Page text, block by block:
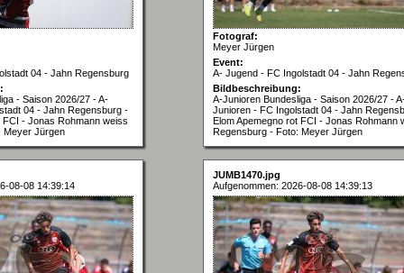
04 - Jahn Regensburg
- Saison 2026/27 - A-
04 - Jahn Regensburg -
FCI - Jonas Rohmann weiss
Meyer Jürgen
Fotograf:
Meyer Jürgen
Event:
A- Jugend - FC Ingolstadt 04 - Jahn
Bildbeschreibung:
A-Junioren Bundesliga - Saison 2026/27 -
Junioren - FC Ingolstadt 04 - Jahn
Elom Apemegno rot FCI - Jonas Rohmann
Regensburg - Foto: Meyer Jürgen
08-08 14:39:14
JUMB1470.jpg
Aufgenommen: 2026-08-08 14:39:13